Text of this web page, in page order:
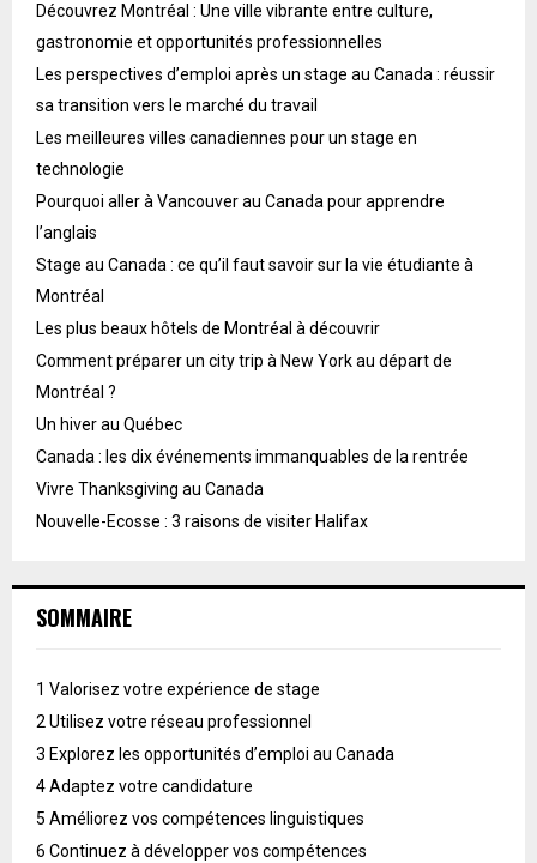
Découvrez Montréal : Une ville vibrante entre culture,
gastronomie et opportunités professionnelles
Les perspectives d’emploi après un stage au Canada : réussir
sa transition vers le marché du travail
Les meilleures villes canadiennes pour un stage en
technologie
Pourquoi aller à Vancouver au Canada pour apprendre
l’anglais
Stage au Canada : ce qu’il faut savoir sur la vie étudiante à
Montréal
Les plus beaux hôtels de Montréal à découvrir
Comment préparer un city trip à New York au départ de
Montréal ?
Un hiver au Québec
Canada : les dix événements immanquables de la rentrée
Vivre Thanksgiving au Canada
Nouvelle-Ecosse : 3 raisons de visiter Halifax
SOMMAIRE
1 Valorisez votre expérience de stage
2 Utilisez votre réseau professionnel
3 Explorez les opportunités d’emploi au Canada
4Adaptez votre candidature
5 Améliorez vos compétences linguistiques
6 Continuez à développer vos compétences